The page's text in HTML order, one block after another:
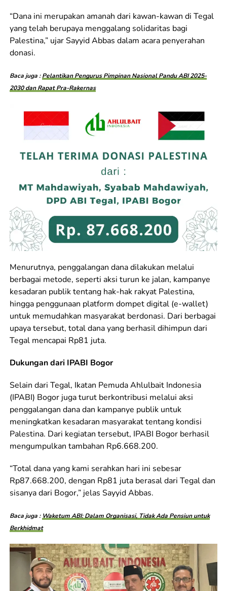
“Dana ini merupakan amanah dari kawan-kawan di Tegal
yang telah berupaya menggalang solidaritas bagi
Palestina,” ujar Sayyid Abbas dalam acara penyerahan
donasi.
Baca juga :Pelantikan Pengurus Pimpinan Nasional Pandu ABI 2025-
2030 dan Rapat Pra-Rakernas
Menurutnya, penggalangan dana dilakukan melalui
berbagai metode, seperti aksi turun ke jalan, kampanye
kesadaran publik tentang hak-hak rakyat Palestina,
hingga penggunaan platform dompet digital (e-wallet)
untuk memudahkan masyarakat berdonasi. Dari berbagai
upaya tersebut, total dana yang berhasil dihimpun dari
Tegal mencapai Rp81 juta.
Dukungan dari IPABI Bogor
Selain dari Tegal, Ikatan Pemuda Ahlulbait Indonesia
(IPABI) Bogor juga turut berkontribusi melalui aksi
penggalangan dana dan kampanye publik untuk
meningkatkan kesadaran masyarakat tentang kondisi
Palestina. Dari kegiatan tersebut, IPABI Bogor berhasil
mengumpulkan tambahan Rp6.668.200.
“Total dana yang kami serahkan hari ini sebesar
Rp87.668.200, dengan Rp81 juta berasal dari Tegal dan
sisanya dari Bogor,” jelas Sayyid Abbas.
Baca juga :Waketum ABI: Dalam Organisasi, Tidak Ada Pensiun untuk
Berkhidmat